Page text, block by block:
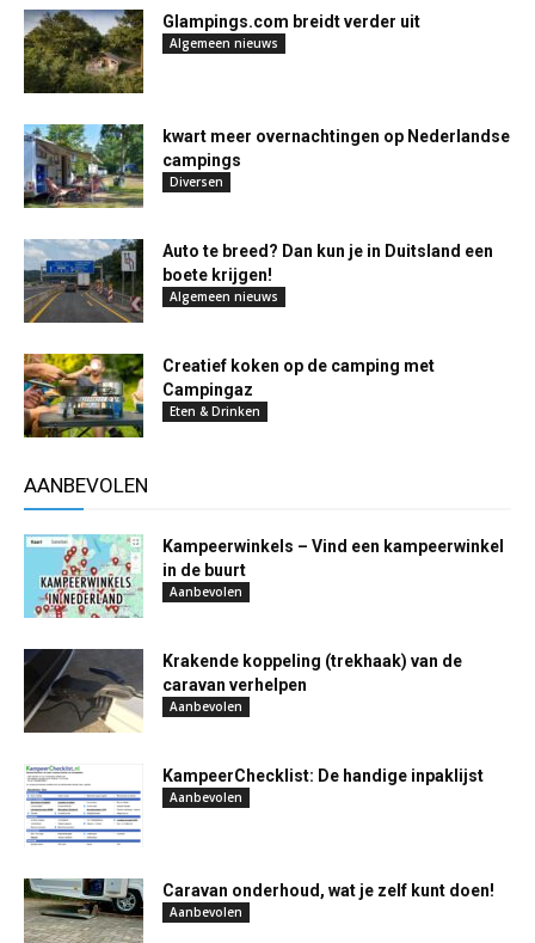
Glampings.com breidt verder uit
Algemeen nieuws
kwart meer overnachtingen op Nederlandse
campings
Diversen
Auto te breed? Dan kun je in Duitsland een
boete krijgen!
Algemeen nieuws
Creatief koken op de camping met
Campingaz
Eten & Drinken
AANBEVOLEN
Kampeerwinkels – Vind een kampeerwinkel
in de buurt
Aanbevolen
Krakende koppeling (trekhaak) van de
caravan verhelpen
Aanbevolen
KampeerChecklist: De handige inpaklijst
Aanbevolen
Caravan onderhoud, wat je zelf kunt doen!
Aanbevolen